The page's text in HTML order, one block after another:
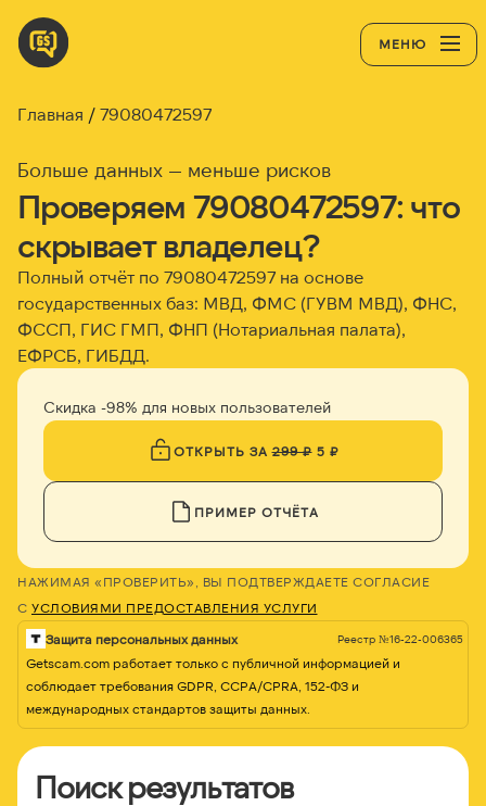
МЕНЮ
Главная 79080472597
Больше данных — меньше рисков
Проверяем 79080472597: что
скрывает владелец?
Полный отчёт по 79080472597 на основе
государственных баз: МВД, ФМС (ГУВМ МВД), ФНС,
ФССП, ГИС ГМП, ФНП (Нотариальная палата),
ЕФРСБ, ГИБДД.
Скидка -98% для новых пользователей
ОТКРЫТЬ ЗА299 ₽5 ₽
ПРИМЕР ОТЧЁТА
НАЖИМАЯ «ПРОВЕРИТЬ», ВЫ ПОДТВЕРЖДАЕТЕ СОГЛАСИЕ
С УСЛОВИЯМИ ПРЕДОСТАВЛЕНИЯ УСЛУГИ
Защита персональных данных Реестр №16-22-006365
Getscam.com работает только с публичной информацией и
соблюдает требования GDPR, CCPA/CPRA, 152-ФЗ и
международных стандартов защиты данных.
Поиск результатов